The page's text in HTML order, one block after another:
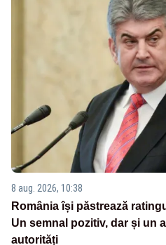
8 aug. 2026, 10:38
România își păstrează
Un semnal pozitiv, dar și un
autorități